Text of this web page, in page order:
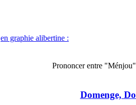
en graphie alibertine :
Prononcer entre
Domenge,